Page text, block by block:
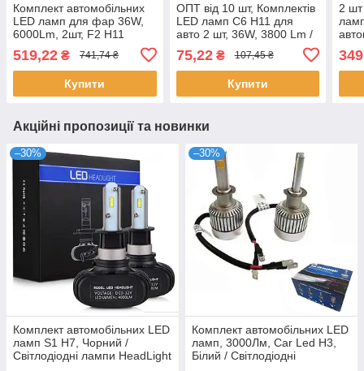
Комплект автомобільних
LED ламп для фар 36W,
6000Lm, 2шт, F2 H11
Solar, Білий / Світлодіодні
лампи для машини /
Автолампа
519,22 ₴ 741,74 ₴
Купити
ОПТ від 10 шт, Комплектів
LED ламп C6 H11 для
авто 2 шт, 36W, 3800 Lm /
авто / Автолампи
75,22₴ 107,45 ₴
Купити
2
Акційні пропозиції та новинки
–30%
Комплект автомобільних LED
ламп S1 H7, Чорний /
Світлодіодні лампи HeadLight
–30%
Комплект автомобільних LED
ламп, 3000Лм, Car Led H3,
Білий / Світлодіодні
автолампи / Автомобільні